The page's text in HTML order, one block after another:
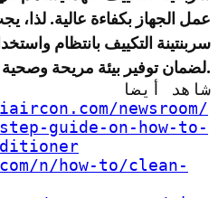
عمل الجهاز بكفاءة عالية. لذا،
سربنتينة التكييف بانتظام
لضمان توفير بيئة مريحة وصحية داخل المنزل.
شاهد أيضا
newsroom/
guide-on-how-to-
n/how-to/clean-